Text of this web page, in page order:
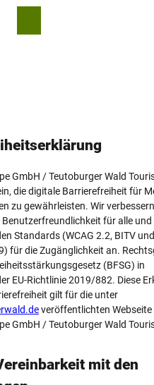
GmbH / Teutoburger Wald
die digitale Barrierefreiheit für
zu gewährleisten. Wir verbessern
für alle und
Standards (WCAG 2.2, BITV
für die Zugänglichkeit an.
(BFSG) in
EU-Richtlinie 2019/882. Diese
gilt für die unter
veröffentlichten Webseite
GmbH / Teutoburger Wald
mit den